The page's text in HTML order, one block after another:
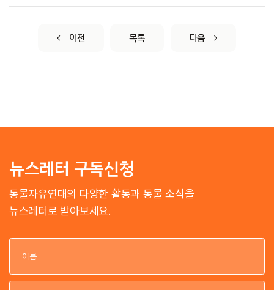
이전 목록 다음
뉴스레터 구독신청
동물자유연대의 다양한 활동과 동물 소식을
뉴스레터로 받아보세요.
이